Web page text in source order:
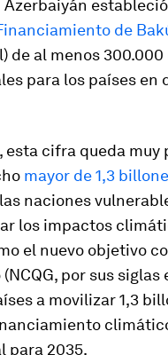
Azerbaiyán
de
de al menos
para los países en
esta cifra queda muy
mayor de 1,3
naciones
los impactos
el nuevo objetivo
por sus siglas
a movilizar 1,3
para 2035.